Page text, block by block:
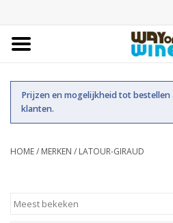
Bestellingen
Prijzen en mogelijkheid tot bestellen
klanten.
HOME/ MERKEN / LATOUR-GIRAUD